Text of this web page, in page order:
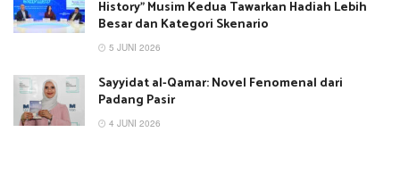
History” Musim Kedua Tawarkan Hadiah Lebih
Besar dan Kategori Skenario
5 JUNI 2026
Sayyidat al-Qamar: Novel Fenomenal dari
Padang Pasir
4 JUNI 2026